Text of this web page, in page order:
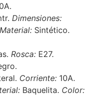
Dimensiones:
Material: Sintético.
Rosca: E27.
Corriente: 10A.
Baquelita. Color: